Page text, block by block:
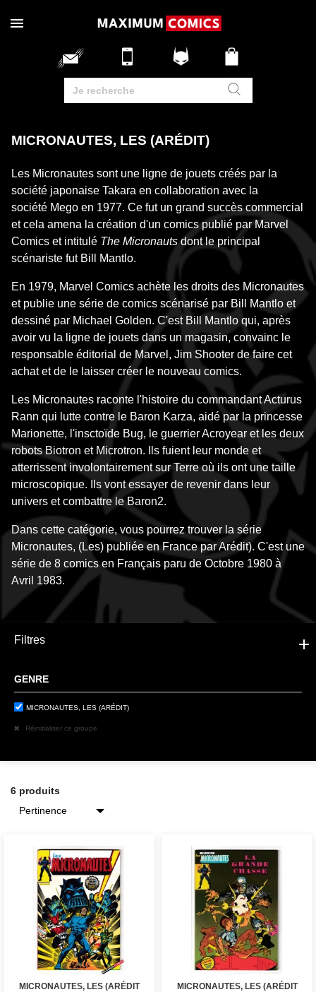
MICRONAUTES, LES (ARÉDIT)
Les Micronautes sont une ligne de jouets créés par la
société japonaise Takara en collaboration avec la
société Mego en 1977. Ce fut un grand succès commercial
et cela amena la création d'un comics publié par Marvel
Comics et intitulé The Micronautsdont le principal
scénariste fut Bill Mantlo.
En 1979, Marvel Comics achète les droits des Micronautes
et publie une série de comics scénarisé par Bill Mantlo et
dessiné par Michael Golden. C'est Bill Mantlo qui, après
avoir vu la ligne de jouets dans un magasin, convainc le
responsable éditorial de Marvel, Jim Shooter de faire cet
achat et de le laisser créer le nouveau comics.
Les Micronautes raconte l'histoire du commandant Acturus
Rann qui lutte contre le Baron Karza, aidé par la princesse
Marionette, l'insctoïde Bug, le guerrier Acroyear et les deux
robots Biotron et Microtron. Ils fuient leur monde et
atterrissent involontairement sur Terre où ils ont une taille
microscopique. Ils vont essayer de revenir dans leur
univers et combattre le Baron2.
Dans cette catégorie, vous pourrez trouver la série
Micronautes, (Les) publiée en France par Arédit). C'est une
série de 8 comics en Français paru de Octobre 1980 à
Avril 1983.
Filtres
GENRE
MICRONAUTES, LES (ARÉDIT)
Réinitialiser ce groupe
6 produits
MICRONAUTES, LES (ARÉDIT
MICRONAUTES, LES (ARÉDIT